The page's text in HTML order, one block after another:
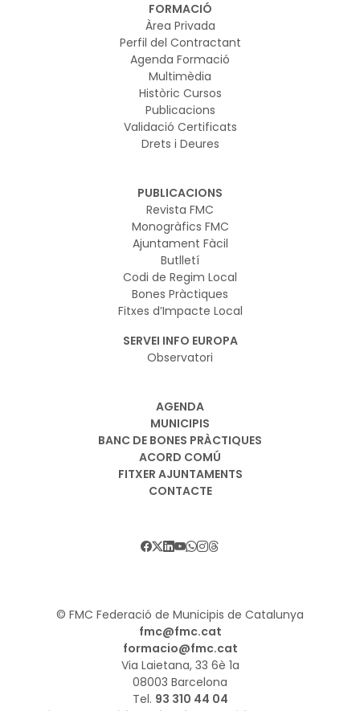
FORMACIÓ
Àrea Privada
Perfil del Contractant
Agenda Formació
Multimèdia
Històric Cursos
Publicacions
Validació Certificats
Drets i Deures
PUBLICACIONS
Revista FMC
Monogràfics FMC
Ajuntament Fàcil
Butlletí
Codi de Regim Local
Bones Pràctiques
Fitxes d’Impacte Local
SERVEI INFO EUROPA
Observatori
AGENDA
MUNICIPIS
BANC DE BONES PRÀCTIQUES
ACORD COMÚ
FITXER AJUNTAMENTS
CONTACTE
© FMC Federació de Municipis de Catalunya
fmc@fmc.cat
formacio@fmc.cat
Via Laietana, 33 6è 1a
08003 Barcelona
Tel. 93 310 44 04